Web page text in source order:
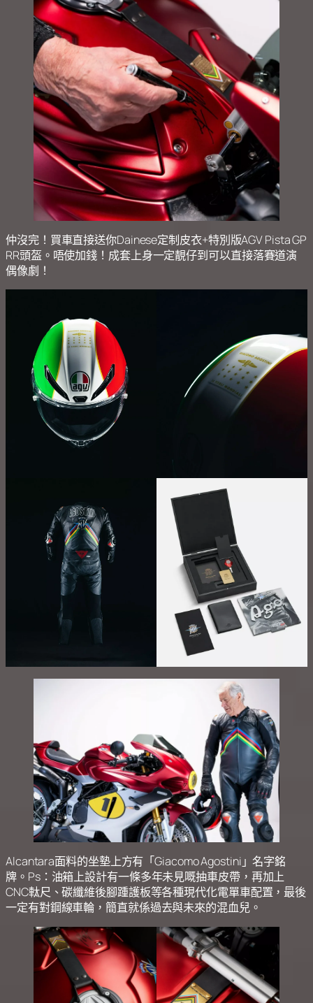
仲沒完！買車直接送你Dainese定制皮衣+特別版AGV Pista GP
RR頭盔。唔使加錢！成套上身一定靚仔到可以直接落賽道演
偶像劇！
Alcantara面料的坐墊上方有「Giacomo Agostini」名字銘
牌。Ps：油箱上設計有一條多年未見嘅抽車皮帶，再加上
CNC軚尺、碳纖維後腳踵護板等各種現代化電單車配置，最後
一定有對鋼線車輪，簡直就係過去與未來的混血兒。